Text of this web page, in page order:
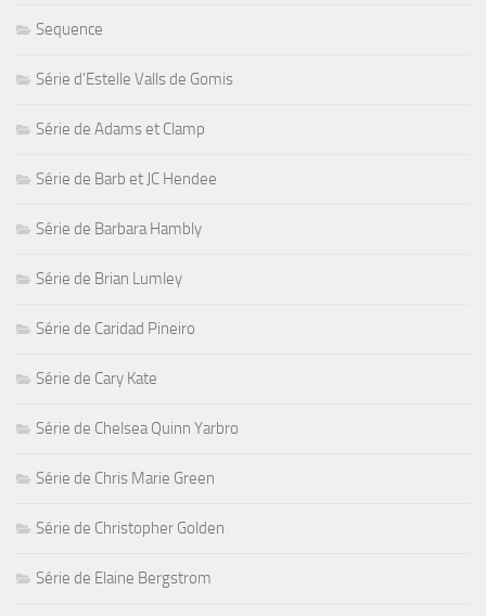
Sequence
Série d'Estelle Valls de Gomis
Série de Adams et Clamp
Série de Barb et JC Hendee
Série de Barbara Hambly
Série de Brian Lumley
Série de Caridad Pineiro
Série de Cary Kate
Série de Chelsea Quinn Yarbro
Série de Chris Marie Green
Série de Christopher Golden
Série de Elaine Bergstrom